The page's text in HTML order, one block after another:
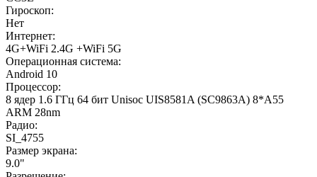
Гироскоп:
Нет
Интернет:
4G+WiFi 2.4G +WiFi 5G
Операционная система:
Android 10
Процессор:
8 ядер 1.6 ГГц 64 бит Unisoc UIS8581A (SC9863A) 8*A55
ARM 28nm
Радио:
SI_4755
Размер экрана:
9.0"